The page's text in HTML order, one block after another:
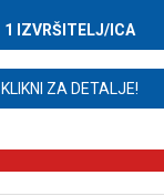
1 IZVRŠITELJ/ICA
KLIKNI ZA DETALJE!